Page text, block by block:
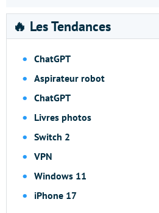
🔥 Les Tendances
ChatGPT
Aspirateur robot
ChatGPT
Livres photos
Switch 2
VPN
Windows 11
iPhone 17